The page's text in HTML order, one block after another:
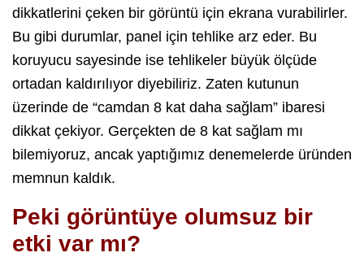
dikkatlerini çeken bir görüntü için ekrana vurabilirler.
Bu gibi durumlar, panel için tehlike arz eder. Bu
koruyucu sayesinde ise tehlikeler büyük ölçüde
ortadan kaldırılıyor diyebiliriz. Zaten kutunun
üzerinde de “camdan 8 kat daha sağlam” ibaresi
dikkat çekiyor. Gerçekten de 8 kat sağlam mı
bilemiyoruz, ancak yaptığımız denemelerde üründen
memnun kaldık.
Peki görüntüye olumsuz bir
etki var mı?